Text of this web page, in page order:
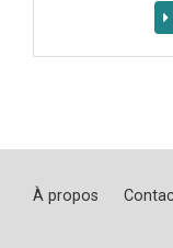
À propos